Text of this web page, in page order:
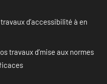
d’accessibilité à en
travaux d’mise aux normes